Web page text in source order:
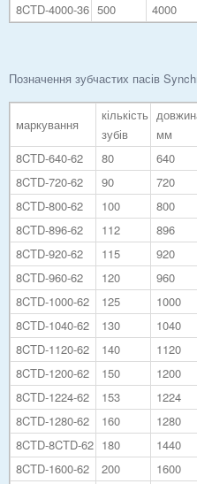
8CTD-4000-36 500 4000
Позначення зубчастих пасів
маркування
кількість
зубів
мм
8CTD-640-62
80 640
8CTD-720-62
90 720
8CTD-800-62
100 800
8CTD-896-62
112 896
8CTD-920-62
115 920
8CTD-960-62
120 960
8CTD-1000-62
125 1000
8CTD-1040-62
130 1040
8CTD-1120-62
140 1120
8CTD-1200-62
150 1200
8CTD-1224-62
153 1224
8CTD-1280-62
160 1280
8CTD-8CTD-62 180 1440
8CTD-1600-62
200 1600